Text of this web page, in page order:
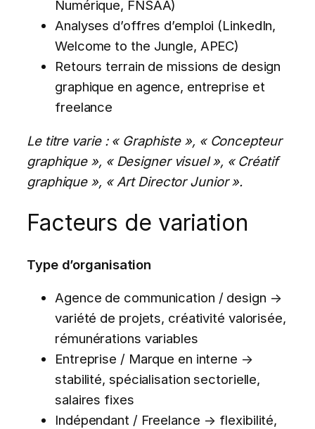
Numérique, FNSAA)
Analyses d’offres d’emploi (LinkedIn,
Welcome to the Jungle, APEC)
Retours terrain de missions de design
graphique en agence, entreprise et
freelance
Le titre varie : « Graphiste », « Concepteur
graphique », « Designer visuel », « Créatif
graphique », « Art Director Junior ».
Facteurs de variation
Type d’organisation
Agence de communication / design →
variété de projets, créativité valorisée,
rémunérations variables
Entreprise / Marque en interne →
stabilité, spécialisation sectorielle,
salaires fixes
Indépendant / Freelance → flexibilité,